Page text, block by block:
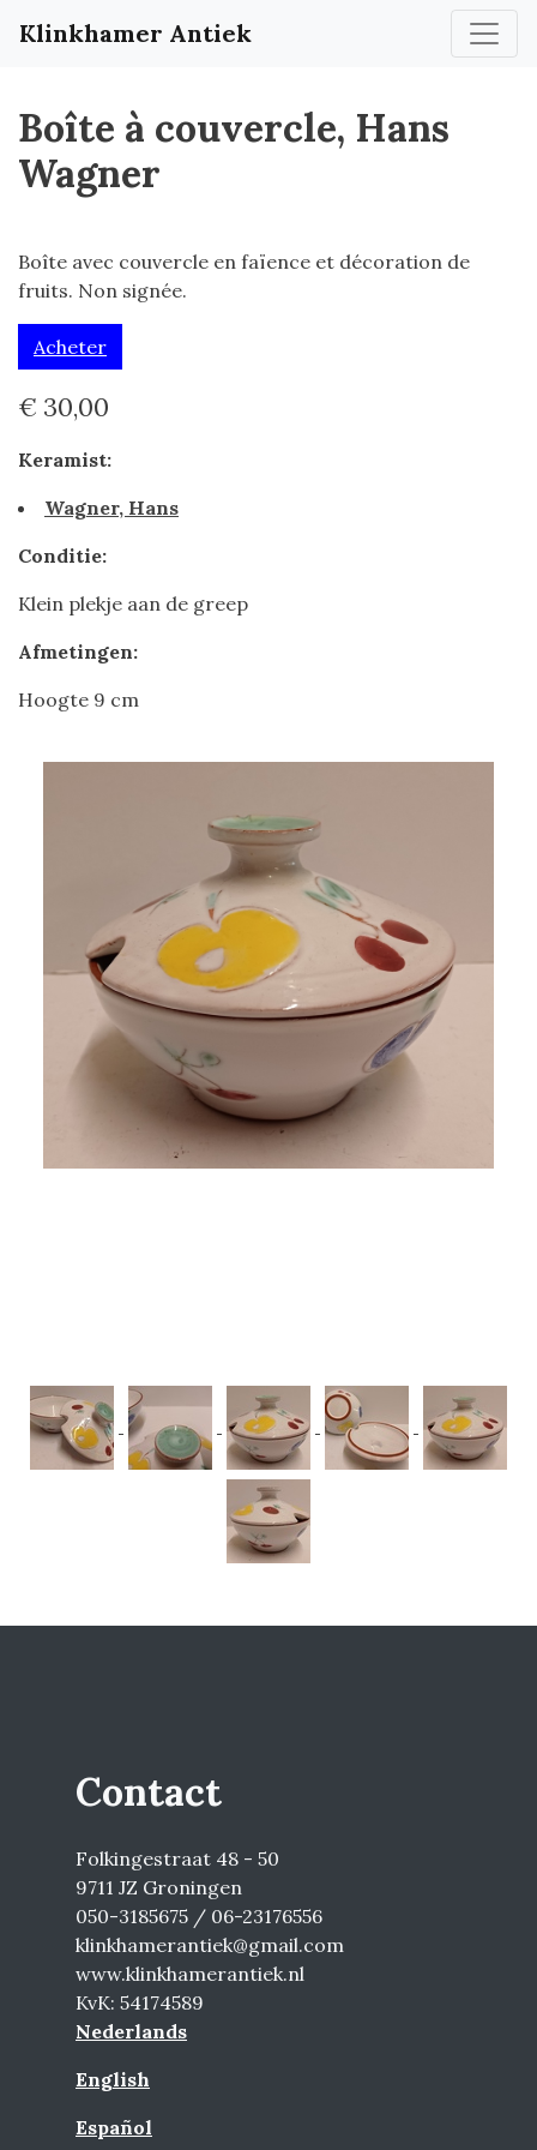
Klinkhamer Antiek
Boîte à couvercle, Hans
Wagner
Boîte avec couvercle en faïence et décoration de
fruits. Non signée.
Acheter
€ 30,00
Keramist:
Wagner, Hans
Conditie:
Klein plekje aan de greep
Afmetingen:
Hoogte 9 cm
Contact
Folkingestraat 48 - 50
9711 JZ Groningen
050-3185675 / 06-23176556
klinkhamerantiek@gmail.com
www.klinkhamerantiek.nl
KvK: 54174589
Nederlands
English
Español